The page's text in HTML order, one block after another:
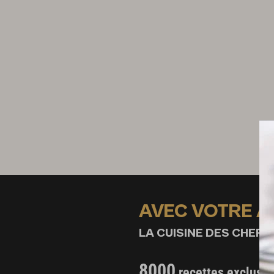
AVEC VOTRE
LA CUISINE DES